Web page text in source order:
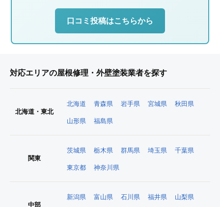
口コミ投稿はこちらから
対応エリアの屋根修理・外壁塗装業者を探す
北海道・東北
北海道 青森県 岩手県 宮城県 秋田県
山形県 福島県
関東
茨城県 栃木県 群馬県 埼玉県 千葉県
東京都 神奈川県
中部
新潟県 富山県 石川県 福井県 山梨県